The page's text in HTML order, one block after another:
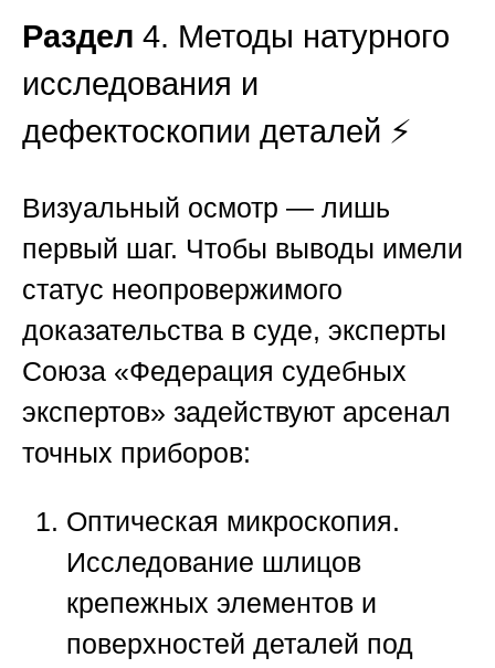
Раздел 4. Методы натурного
исследования и
дефектоскопии деталей ⚡
Визуальный осмотр — лишь
первый шаг. Чтобы выводы имели
статус неопровержимого
доказательства в суде, эксперты
Союза «Федерация судебных
экспертов» задействуют арсенал
точных приборов:
Оптическая микроскопия.
Исследование шлицов
крепежных элементов и
поверхностей деталей под